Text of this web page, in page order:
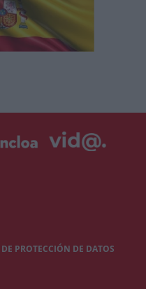
PROTECCIÓN DE DATOS